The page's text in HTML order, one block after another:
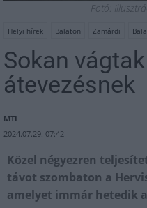
Fotó:
Helyi hírek Balaton Zamárdi
Sokan
átevezésnek
MTI
2024.07.29. 07:42
Közel négyezren
távot szombaton a
amelyet immár hetedik